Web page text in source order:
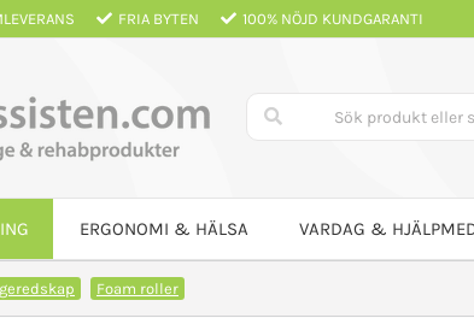
FRIA BYTEN 100% NÖJD KUNDGARANTI
ERGONOMI & HÄLSA VARDAG &
Foam roller